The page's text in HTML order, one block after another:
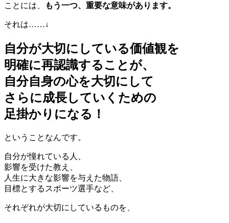
ことには、
もう一つ、重要な意味があります。
それは……↓
自分が大切にしている価値観を
明確に再認識することが、
自分自身の心を大切にして
さらに成長していくための
足掛かりになる！
ということなんです。
自分が憧れている人、
影響を受けた教え、
人生に大きな影響を与えた物語、
目標とするスポーツ選手など、
それぞれが大切にしているものを、